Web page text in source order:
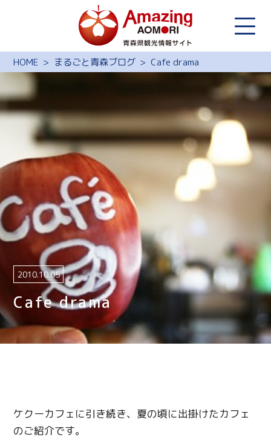
HOME まるごと青森ブログ Cafe drama
Cafe drama
2010.10.05
ケクーカフェに引き続き、夏の頃に出掛けたカフェ
のご紹介です。